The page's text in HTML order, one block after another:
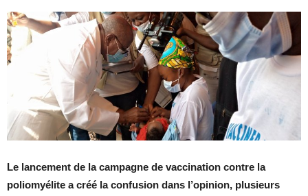
Le lancement de la campagne de vaccination contre la
poliomyélite a créé la confusion dans l’opinion, plusieurs